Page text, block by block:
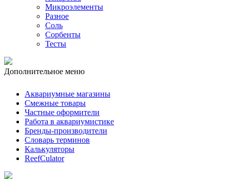
Микроэлементы
Разное
Соль
Сорбенты
Тесты
Дополнительное меню
Аквариумные магазины
Смежные товары
Частные оформители
Работа в аквариумистике
Бренды-производители
Словарь терминов
Калькуляторы
ReefCulator